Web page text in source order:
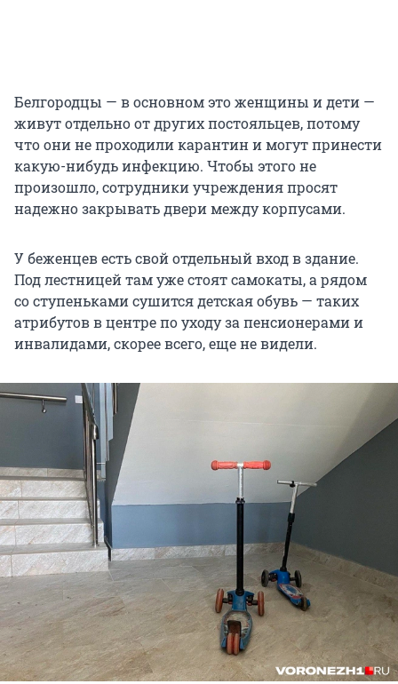
Белгородцы — в основном это женщины и дети —
живут отдельно от других постояльцев, потому
что они не проходили карантин и могут принести
какую-нибудь инфекцию. Чтобы этого не
произошло, сотрудники учреждения просят
надежно закрывать двери между корпусами.
У беженцев есть свой отдельный вход в здание.
Под лестницей там уже стоят самокаты, а рядом
со ступеньками сушится детская обувь — таких
атрибутов в центре по уходу за пенсионерами и
инвалидами, скорее всего, еще не видели.